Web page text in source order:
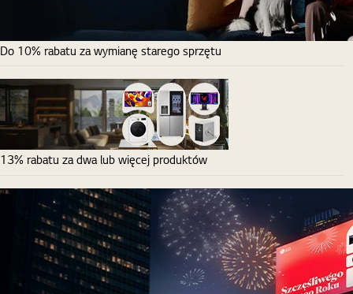
Do 10% rabatu za wymianę starego sprzętu
13% rabatu za dwa lub więcej produktów